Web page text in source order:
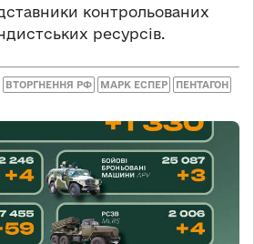
контрольованих
ресурсів.
ВТОРГНЕННЯ РФ МАРК ЕСПЕР ПЕНТАГОН